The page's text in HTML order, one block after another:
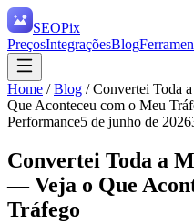
SEOPix
PreçosIntegraçõesBlog
Home /Blog /Convertei Toda
Que Aconteceu com o Meu
Performance5 de junho de 2026
Convertei Toda a
— Veja o Que
Tráfego